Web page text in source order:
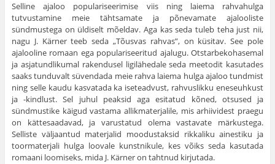
Selline ajaloo populariseerimise viis ning laiema rahvahulga
tutvustamine meie tähtsamate ja põnevamate ajalooliste
sündmustega on üldiselt mõeldav. Aga kas seda tuleb teha just nii,
nagu J. Kärner teeb seda „Tõusvas rahvas”, on küsitav. See pole
ajalooline romaan ega populariseeritud ajalugu. Otstarbekohasemal
ja asjatundlikumal rakendusel ligilähedale seda meetodit kasutades
saaks tunduvalt süvendada meie rahva laiema hulga ajaloo tundmist
ning selle kaudu kasvatada ka iseteadvust, rahvuslikku eneseuhkust
ja -kindlust. Sel juhul peaksid aga esitatud kõned, otsused ja
sündmustike käigud vastama allikmaterjalile, mis arhiividest praegu
on kättesaadavad, ja varustatud olema vastavate märkustega.
Selliste väljaantud mater­jalid moodustaksid rikkaliku ainestiku ja
toormaterjali hulga loovale kunstnikule, kes võiks seda kasutada
romaani loomiseks, mida J. Kär­ner on tahtnud kirjutada.